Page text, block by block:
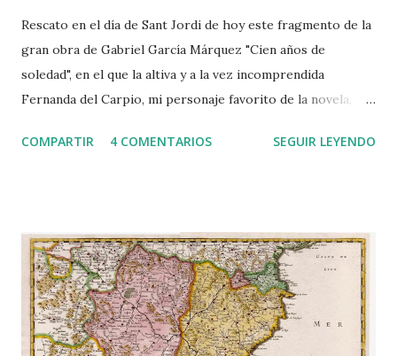
Rescato en el día de Sant Jordi de hoy este fragmento de la
gran obra de Gabriel García Márquez "Cien años de
soledad", en el que la altiva y a la vez incomprendida
Fernanda del Carpio, mi personaje favorito de la novela,
viperina lengua ha callado durante tanto tiempo: Aureliano
rumor de la lluvia, y era Fernanda que se paseaba por toda
la casa doliéndole de que la hubieran educado como una
reina para terminar de sirvienta en una casa de locos, con
un marido holgazán, idólatra, libertino, que se acostaba
bocarriba a esperar que le llovieran panes del cielo,
COMPARTIR 4 COMENTARIOS SEGUIR LEYENDO